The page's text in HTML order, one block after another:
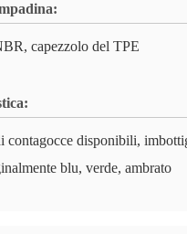
capezzolo del TPE
contagocce disponibili,
blu, verde, ambrato